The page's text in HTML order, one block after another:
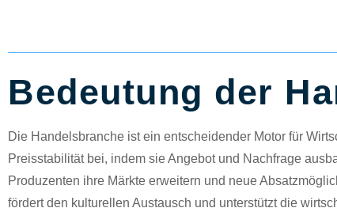
Bedeutung der
Die Handelsbranche ist ein entscheidender Motor für
Preisstabilität bei, indem sie Angebot und Nachfrage
Produzenten ihre Märkte erweitern und neue
fördert den kulturellen Austausch und unterstützt die